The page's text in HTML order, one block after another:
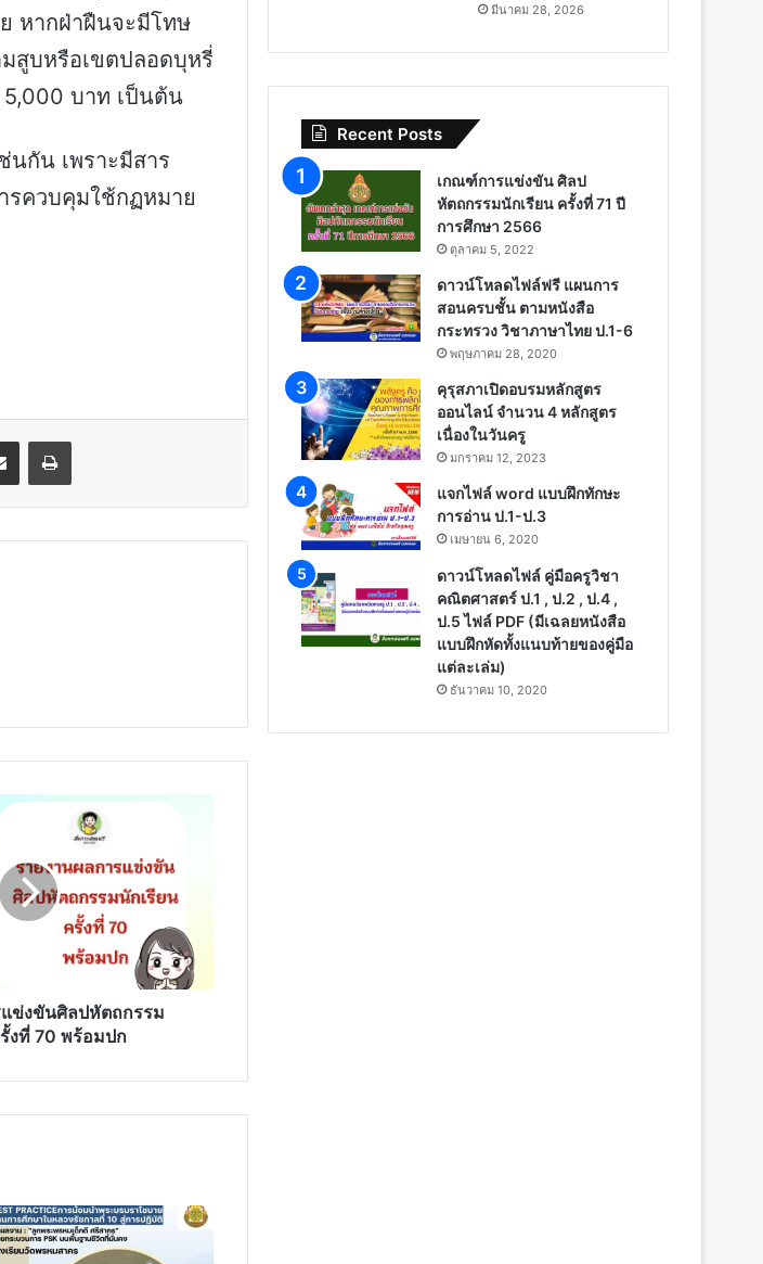
หากฝ่าฝืนจะมีโทษ
สูบหรือเขตปลอดบุหรี่
บาท เป็นต้น
น เพราะมีสาร
รควบคุมใช้กฏหมาย
Share via Email Print
แข่งขันศิลปหัตถกรรม
งที่ 70 พร้อมปก
มีนาคม 28, 2026
Recent Posts
เกณฑ์การแข่งขัน ศิลป
หัตถกรรมนักเรียน ครั้งที่ 71 ปี
การศึกษา 2566
ตุลาคม 5, 2022
ดาวน์โหลดไฟล์ฟรี แผนการ
สอนครบชั้น ตามหนังสือ
กระทรวง วิชาภาษาไทย ป.1-6
พฤษภาคม 28, 2020
คุรุสภาเปิดอบรมหลักสูตร
ออนไลน์ จำนวน 4 หลักสูตร
เนื่องในวันครู
มกราคม 12, 2023
แจกไฟล์ word แบบฝึกทักษะ
การอ่าน ป.1-ป.3
เมษายน 6, 2020
ดาวน์โหลดไฟล์ คู่มือครูวิชา
คณิตศาสตร์ ป.1 , ป.2 , ป.4 ,
ป.5 ไฟล์ PDF (มีเฉลยหนังสือ
แบบฝึกหัดทั้งแนบท้ายของคู่มือ
แต่ละเล่ม)
ธันวาคม 10, 2020